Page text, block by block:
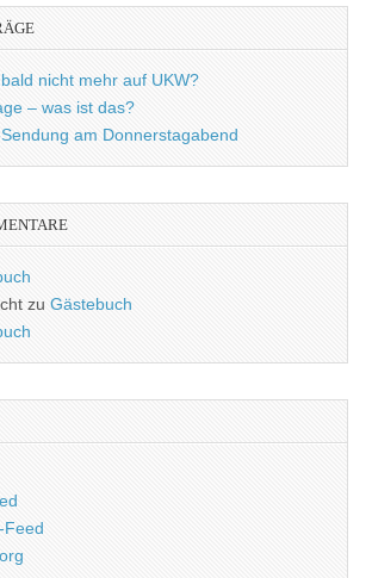
nicht mehr auf UKW?
– was ist das?
am Donnerstagabend
zu Gästebuch
Feed